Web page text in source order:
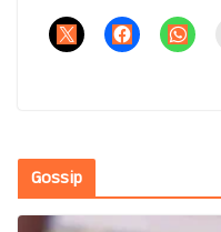
Gossip